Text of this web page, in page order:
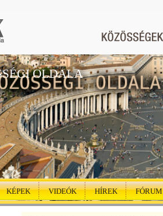
OLDALA
KÉPEK VIDEÓK HÍREK FÓRUM